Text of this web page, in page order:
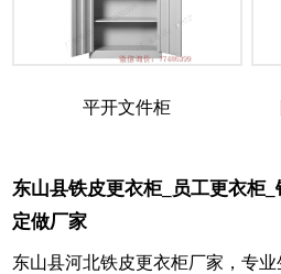
平开文件柜
东山县铁皮更衣柜_员工更衣柜
定做厂家
东山县河北铁皮更衣柜厂家，专